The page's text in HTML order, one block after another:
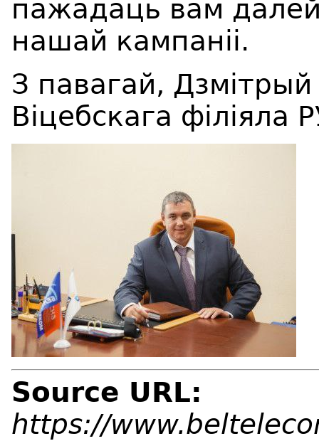
пажадаць вам
нашай кампаніі.
З павагай,
Віцебскага філіяла
Source URL:
https://